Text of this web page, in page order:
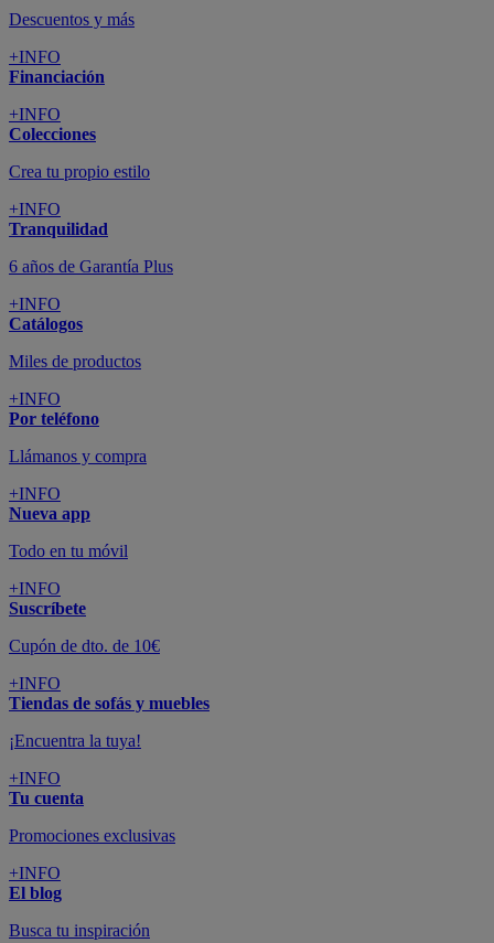
Descuentos y más
+INFO
Financiación
+INFO
Colecciones
Crea tu propio estilo
+INFO
Tranquilidad
6 años de Garantía Plus
+INFO
Catálogos
Miles de productos
+INFO
Por teléfono
Llámanos y compra
+INFO
Nueva app
Todo en tu móvil
+INFO
Suscríbete
Cupón de dto. de 10€
+INFO
Tiendas de sofás y muebles
¡Encuentra la tuya!
+INFO
Tu cuenta
Promociones exclusivas
+INFO
El blog
Busca tu inspiración